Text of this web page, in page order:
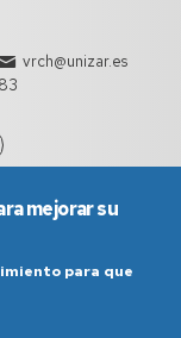
vrch@unizar.es
mejorar su
para que